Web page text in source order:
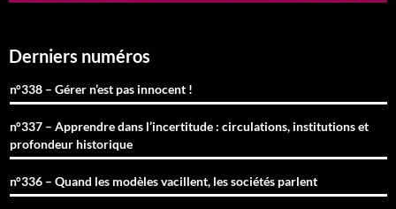
Derniers numéros
n°338 – Gérer n’est pas innocent !
n°337 – Apprendre dans l’incertitude : circulations, institutions et
profondeur historique
n°336 – Quand les modèles vacillent, les sociétés parlent